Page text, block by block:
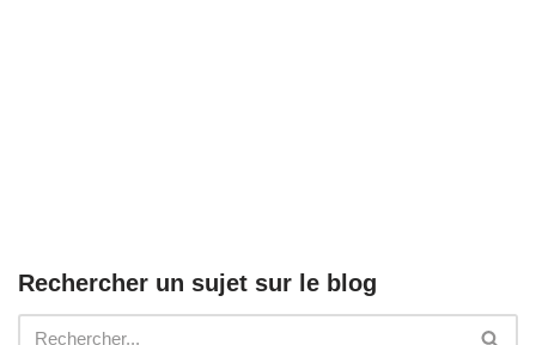
Rechercher un sujet sur le blog